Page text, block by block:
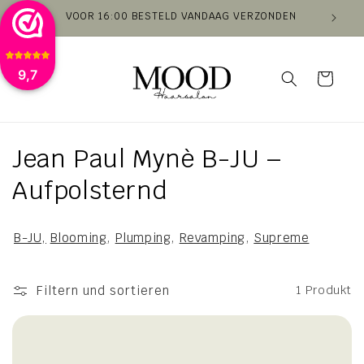
9,7
Direkt
zum
Inhalt
VOOR 16:00 BESTELD VANDAAG VERZONDEN
Warenkorb
K
a
e
g
o
Jean Paul Mynè B-JU –
Aufpolsternd
B-JU, Blooming, Plumping, Revamping, Supreme
Filtern und sortieren 1 Produkt